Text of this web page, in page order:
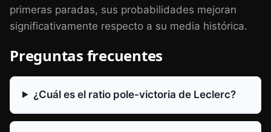
primeras paradas, sus probabilidades mejoran
significativamente respecto a su media histórica.
Preguntas frecuentes
¿Cuál es el ratio pole-victoria de Leclerc?